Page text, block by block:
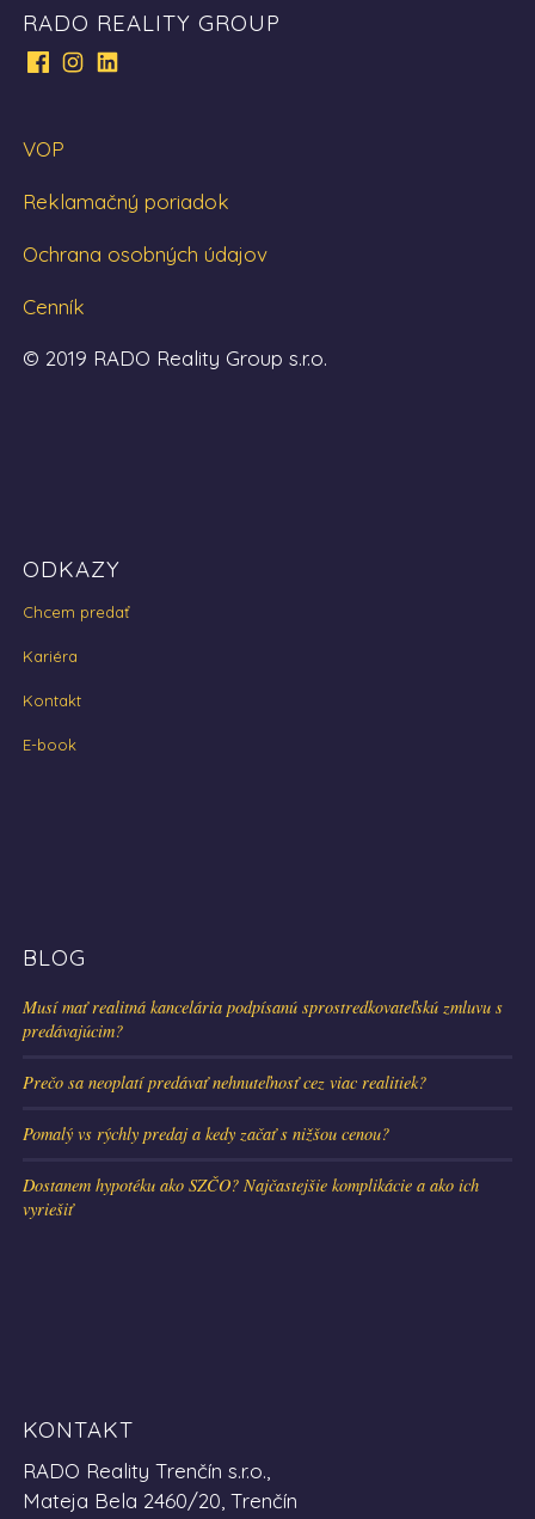
RADO REALITY GROUP
VOP
Reklamačný poriadok
Ochrana osobných údajov
Cenník
© 2019 RADO Reality Group s.r.o.
ODKAZY
Chcem predať
Kariéra
Kontakt
E-book
BLOG
Musí mať realitná kancelária podpísanú sprostredkovateľskú zmluvu s
predávajúcim?
Prečo sa neoplatí predávať nehnuteľnosť cez viac realitiek?
Pomalý vs rýchly predaj a kedy začať s nižšou cenou?
Dostanem hypotéku ako SZČO? Najčastejšie komplikácie a ako ich
vyriešiť
KONTAKT
RADO Reality Trenčín s.r.o.,
Mateja Bela 2460/20, Trenčín